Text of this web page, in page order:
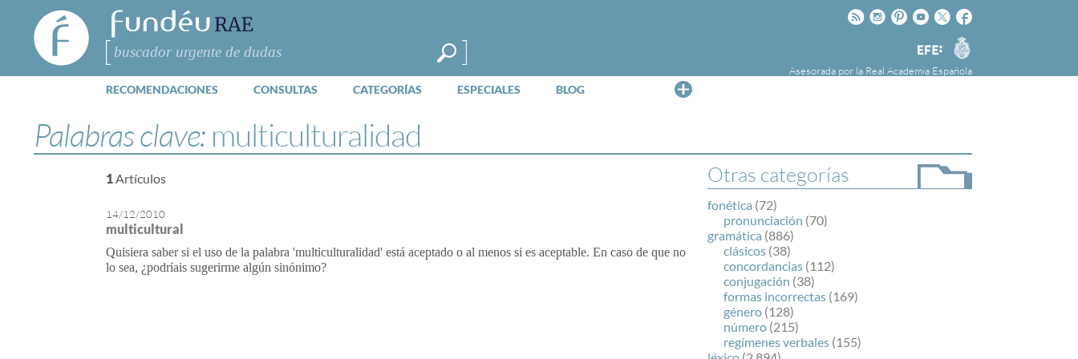
FundéuRAE
- Fundación
del Español
Urgente
Buscar
Facebook
Twitter
Youtube
Pinteres
Instagram
Rss
Agencia
EFE
Asesorada por la Real Academia Española
RECOMENDACIONES CONSULTAS CATEGORÍAS ESPECIALES BLOG
la Agencia Efe y la Real Academia Española,
cuyo objetivo es colaborar con el buen uso del
español en los medios de comunicación y en
Internet.
Palabras clave: multiculturalidad
Otras categorías
fonética (72)
pronunciación (70)
gramática (886)
clásicos (38)
concordancias (112)
conjugación (38)
formas incorrectas (169)
género (128)
número (215)
regímenes verbales (155)
1Artículos
14/12/2010
multicultural
Quisiera saber si el uso de la palabra 'multiculturalidad' está aceptado o al menos si es aceptable. En caso de que no
lo sea, ¿podríais sugerirme algún sinónimo?